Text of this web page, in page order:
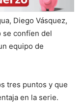
Diego Vásquez,
se confíen del
equipo de
tres puntos y que
en la serie.